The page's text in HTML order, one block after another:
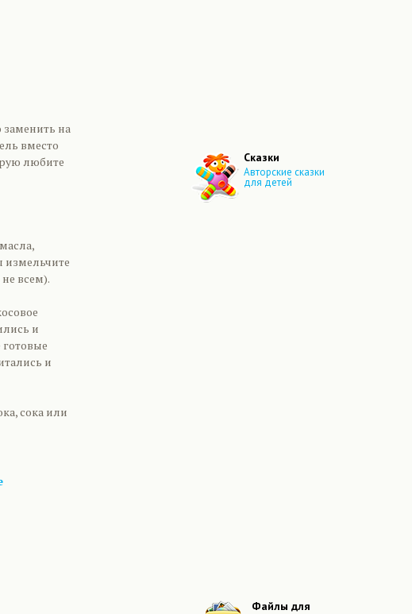
заменить на
вместо
любите
измельчите
всем).
и
и
сока или
Сказки
Авторские сказки
для детей
Файлы для